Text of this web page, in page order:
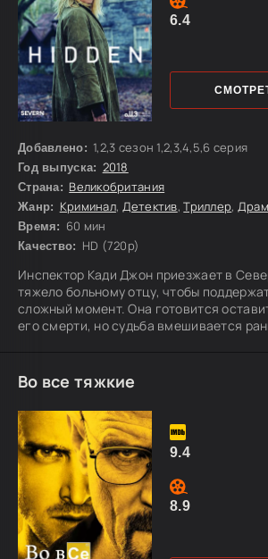
Добавлено: 1,2,3 сезон 1,2,3,4,5,6 серия
Год выпуска: 2018
Страна: Великобритания
Жанр: Криминал, Детектив,Триллер,
Время: 60 мин
Качество: HD (720p)
Инспектор Кади Джон приезжает в
тяжело больному отцу, чтобы
сложный момент. Она готовится
его смерти, но судьба вмешивается
берется за расследование убийства,
ее планы.
6.4
Во все тяжкие
9.4
8.9